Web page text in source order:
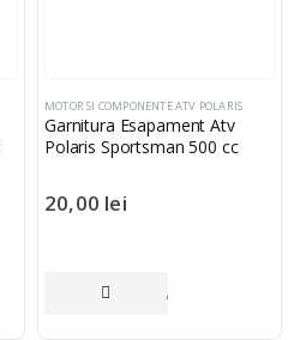
MOTOR SI COMPONENTE ATV POLARIS
Garnitura Esapament Atv
Polaris Sportsman 500 cc
20,00 lei
ADAUGĂ ÎN COȘ